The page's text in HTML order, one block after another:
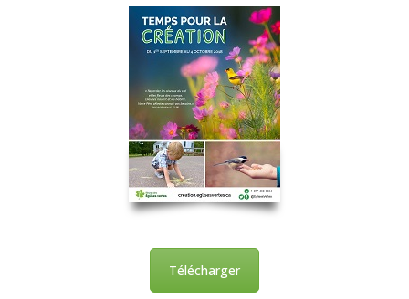
Télécharger